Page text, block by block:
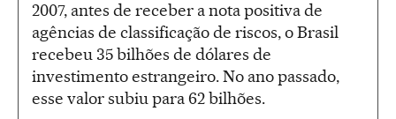
2007, antes de receber a nota positiva de
agências de classificação de riscos, o Brasil
recebeu 35 bilhões de dólares de
investimento estrangeiro. No ano passado,
esse valor subiu para 62 bilhões.